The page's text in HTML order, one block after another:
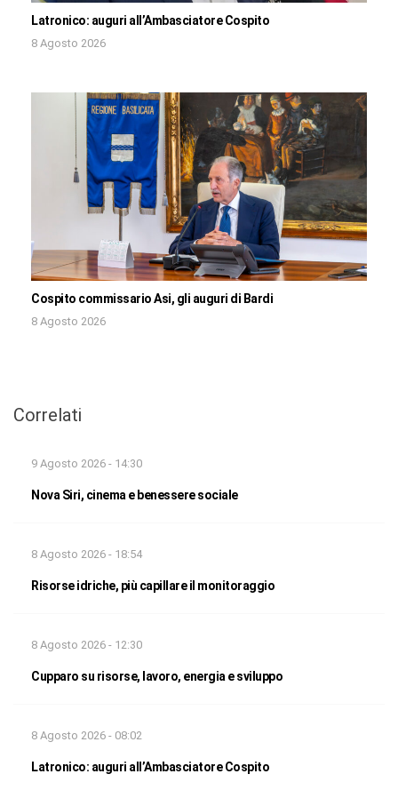
Latronico: auguri all’Ambasciatore Cospito
8 Agosto 2026
Cospito commissario Asi, gli auguri di Bardi
8 Agosto 2026
Correlati
9 Agosto 2026 - 14:30
Nova Siri, cinema e benessere sociale
8 Agosto 2026 - 18:54
Risorse idriche, più capillare il monitoraggio
8 Agosto 2026 - 12:30
Cupparo su risorse, lavoro, energia e sviluppo
8 Agosto 2026 - 08:02
Latronico: auguri all’Ambasciatore Cospito